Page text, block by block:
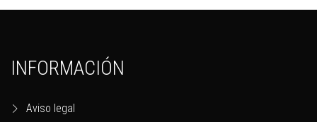
INFORMACIÓN
Aviso legal